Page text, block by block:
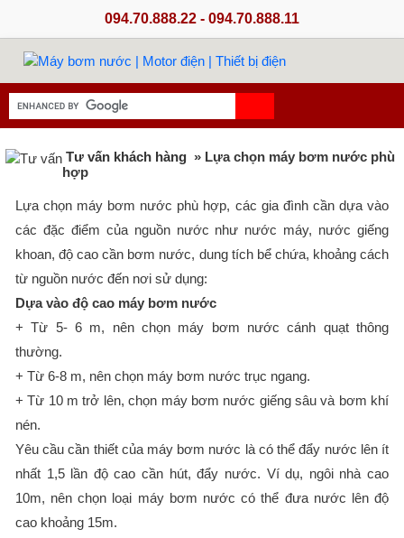
094.70.888.22 - 094.70.888.11
Tư vấn khách hàng » Lựa chọn máy bơm nước phù
hợp
Lựa chọn máy bơm nước phù hợp, các gia đình cần dựa vào
các đặc điểm của nguồn nước như nước máy, nước giếng
khoan, độ cao cần bơm nước, dung tích bể chứa, khoảng cách
từ nguồn nước đến nơi sử dụng:
Dựa vào độ cao máy bơm nước
+ Từ 5- 6 m, nên chọn máy bơm nước cánh quạt thông
thường.
+ Từ 6-8 m, nên chọn máy bơm nước trục ngang.
+ Từ 10 m trở lên, chọn máy bơm nước giếng sâu và bơm khí
nén.
Yêu cầu cần thiết của máy bơm nước là có thể đẩy nước lên ít
nhất 1,5 lần độ cao cần hút, đẩy nước. Ví dụ, ngôi nhà cao
10m, nên chọn loại máy bơm nước có thể đưa nước lên độ
cao khoảng 15m.